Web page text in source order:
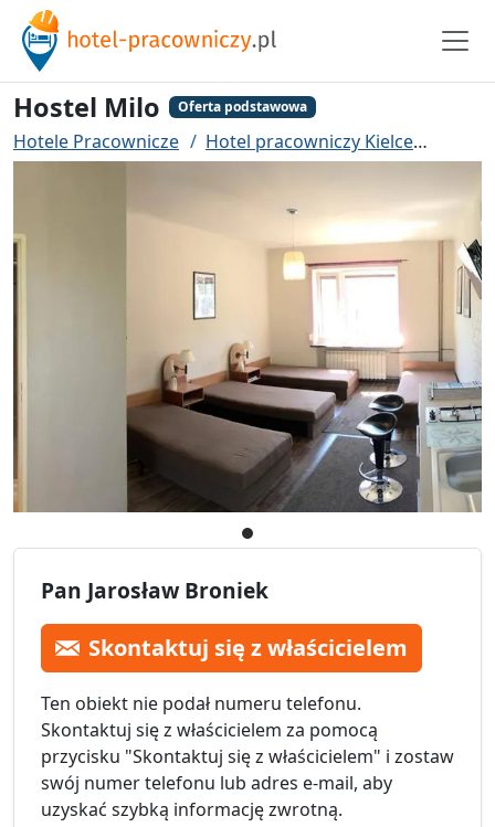
Hostel Milo Oferta podstawowa
Hotele Pracownicze Hotel pracowniczy Kielce
Pan Jarosław Broniek
Skontaktuj się z właścicielem
Ten obiekt nie podał numeru telefonu.
Skontaktuj się z właścicielem za pomocą
przycisku "Skontaktuj się z właścicielem" i zostaw
swój numer telefonu lub adres e-mail, aby
uzyskać szybką informację zwrotną.